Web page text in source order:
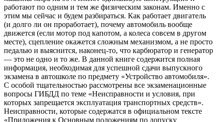
работают по одним и тем же физическим законам. Именно с
этим мы сейчас и будем разбираться. Как работает двигатель
(и долго ли он проработает), почему автомобиль вообще
движется (если мотор под капотом, а колеса совсем в другом
месте), сцепление окажется сложным механизмом, а не просто
педалью и выяснится, наконец-то, что карбюратор и генератор
— это не одно и то же. В данной книге содержится полная
информация, необходимая для успешной сдачи выпускного
экзамена в автошколе по предмету «Устройство автомобиля».
С особой тщательностью рассмотрены все экзаменационные
вопросы ГИБДД по теме «Неисправности и условия, при
которых запрещается эксплуатация транспортных средств».
Неисправности, которые содержатся в официальном тексте
«Приложения к Основным положениям по допуску